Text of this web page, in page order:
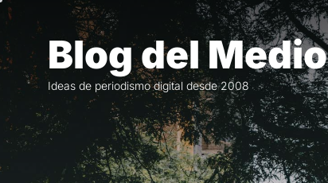
Saltar
contenidoBlog del Medio
Ideas de periodismo digital desde 2008